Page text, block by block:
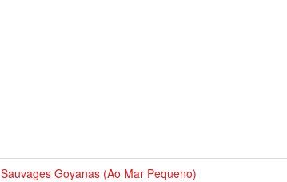
Sauvages Goyanas (Ao Mar Pequeno)